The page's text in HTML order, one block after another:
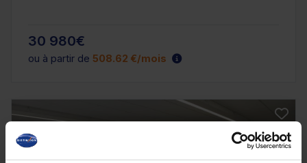
30 980€
ou à partir de 508.62 €/mois